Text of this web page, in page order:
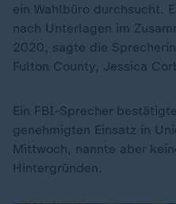
ein Wahlbüro durchsucht.
nach Unterlagen im
2020, sagte die
Fulton County, Jessica
Ein FBI-Sprecher
genehmigten Einsatz in
Mittwoch, nannte aber
Hintergründen.